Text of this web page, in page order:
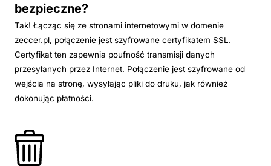
bezpieczne?
Tak! Łącząc się ze stronami internetowymi w domenie
zeccer.pl, połączenie jest szyfrowane certyfikatem SSL.
Certyfikat ten zapewnia poufność transmisji danych
przesyłanych przez Internet. Połączenie jest szyfrowane od
wejścia na stronę, wysyłając pliki do druku, jak również
dokonując płatności.